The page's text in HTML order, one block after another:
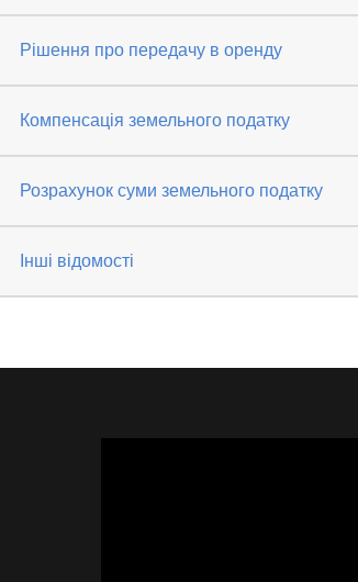
Рішення про передачу в оренду
Компенсація земельного податку
Розрахунок суми земельного податку
Інші відомості